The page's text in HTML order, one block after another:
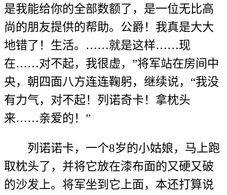
是我能给你的全部数额了，是一位无比高
尚的朋友提供的帮助。公爵！我真是大大
地错了！生活。……就是这样……现
在……对不起，我很虚，”将军站在房间中
央，朝四面八方连连鞠躬，继续说，“我没
有力气，对不起！列诺奇卡！拿枕头
来……亲爱的！”
列诺诺卡，一个8岁的小姑娘，马上跑
取枕头了，并将它放在漆布面的又硬又破
的沙发上。将军坐到它上面，本还打算说